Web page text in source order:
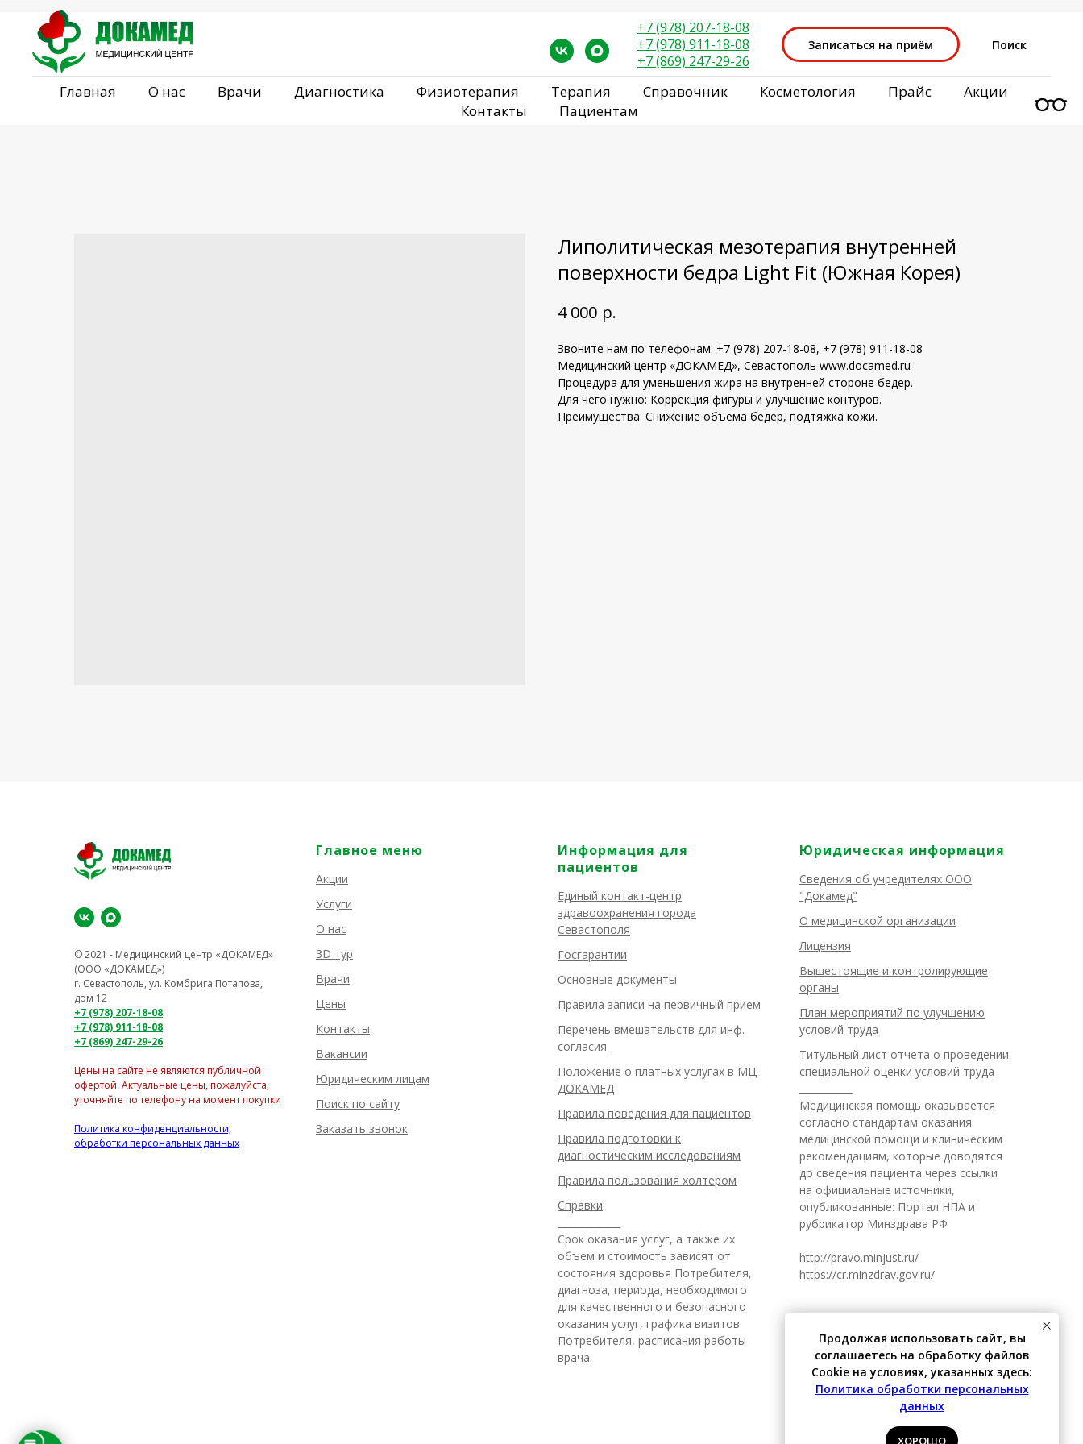
+7 (978) 207-18-08
+7 (978) 911-18-08
+7 (869) 247-29-26
Записаться на приём Поиск
Главная О нас Врачи Диагностика Физиотерапия Терапия Справочник Косметология Прайс
Акции
Контакты
Пациентам
Липолитическая мезотерапия внутренней
поверхности бедра Light Fit (Южная Корея)
4 000 р.
Звоните нам по телефонам: +7 (978) 207-18-08, +7 (978) 911-18-08
Медицинский центр «ДОКАМЕД», Севастополь www.docamed.ru
Процедура для уменьшения жира на внутренней стороне бедер.
Для чего нужно: Коррекция фигуры и улучшение контуров.
Преимущества: Снижение объема бедер, подтяжка кожи.
© 2021 - Медицинский центр «ДОКАМЕД»
(ООО «ДОКАМЕД»)
г. Севастополь, ул. Комбрига Потапова,
дом 12
+7 (978) 207-18-08
+7 (978) 911-18-08
+7 (869) 247-29-26
Цены на сайте не являются публичной
офертой. Актуальные цены, пожалуйста,
уточняйте по телефону на момент покупки
Политика конфиденциальности,
обработки персональных данных
Главное меню
Акции
Услуги
О нас
3D тур
Врачи
Цены
Контакты
Вакансии
Юридическим лицам
Поиск по сайту
Заказать звонок
Информация для
пациентов
Единый контакт-центр
здравоохранения города
Севастополя
Госгарантии
Основные документы
Правила записи на первичный прием
Перечень вмешательств для инф.
согласия
Положение о платных услугах в МЦ
ДОКАМЕД
Правила поведения для пациентов
Правила подготовки к
диагностическим исследованиям
Правила пользования холтером
Справки
Срок оказания услуг, а также их
объем и стоимость зависят от
состояния здоровья Потребителя,
диагноза, периода, необходимого
для качественного и безопасного
оказания услуг, графика визитов
Потребителя, расписания работы
врача.
Юридическая информация
Сведения об учредителях ООО
"Докамед"
О медицинской организации
Лицензия
Вышестоящие и контролирующие
органы
План мероприятий по улучшению
условий труда
Титульный лист отчета о проведении
специальной оценки условий труда
Медицинская помощь оказывается
согласно стандартам оказания
медицинской помощи и клиническим
рекомендациям, которые доводятся
до сведения пациента через ссылки
на официальные источники,
опубликованные: Портал НПА и
рубрикатор Минздрава РФ
http://pravo.minjust.ru/
https://cr.minzdrav.gov.ru/
Продолжая использовать сайт, вы
соглашаетесь на обработку файлов
Cookie на условиях, указанных здесь:
Политика обработки персональных
данных
ХОРОШО